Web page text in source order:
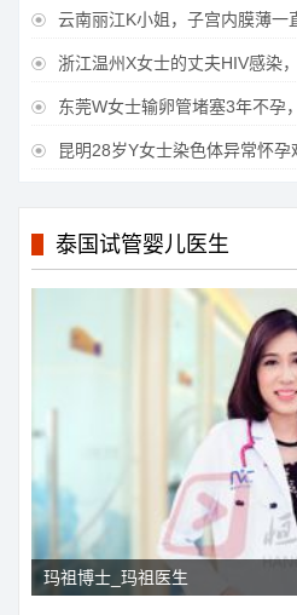
 云南丽江K小姐，子宫内膜薄
 浙江温州X女士的丈夫HIV感染
 东莞W女士输卵管堵塞3年不孕
 昆明28岁Y女士染色体异常怀
泰国试管婴儿医生
玛祖博士_玛祖医生